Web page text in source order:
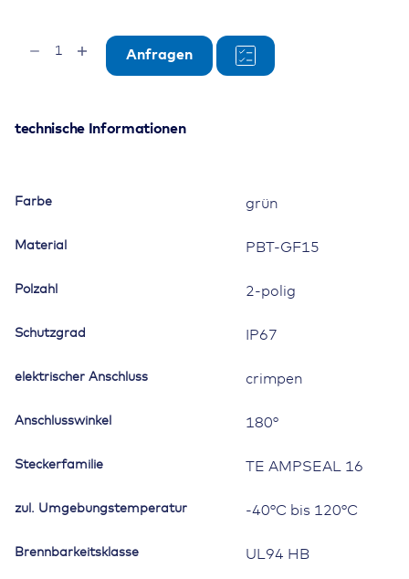
Buchsengehäuse
grün
Anfragen
technische Informationen
Farbe grün
Material PBT-GF15
Polzahl 2-polig
Schutzgrad IP67
elektrischer Anschluss crimpen
Anschlusswinkel 180°
Steckerfamilie TE AMPSEAL 16
zul. Umgebungstemperatur -40°C bis 120°C
Brennbarkeitsklasse UL94 HB